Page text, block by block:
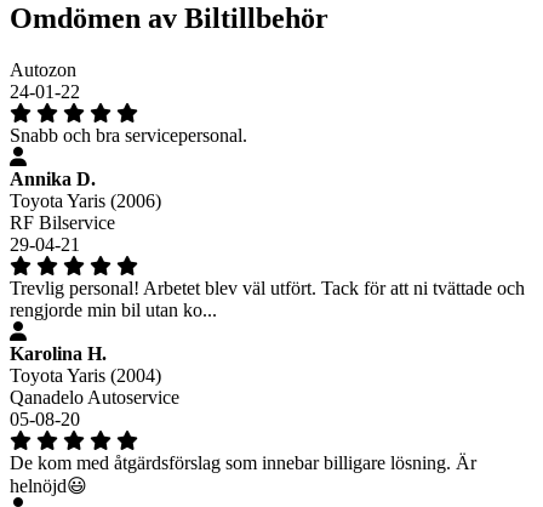
Omdömen av Biltillbehör
Autozon
24-01-22
Snabb och bra servicepersonal.
Annika D.
Toyota Yaris (2006)
RF Bilservice
29-04-21
Trevlig personal! Arbetet blev väl utfört. Tack för att ni tvättade och
rengjorde min bil utan ko...
Karolina H.
Toyota Yaris (2004)
Qanadelo Autoservice
05-08-20
De kom med åtgärdsförslag som innebar billigare lösning. Är
helnöjd😃